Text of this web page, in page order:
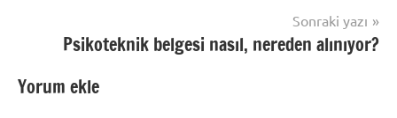
Sonraki yazı
Psikoteknik belgesi nasıl, nereden alınıyor?
Yorum ekle